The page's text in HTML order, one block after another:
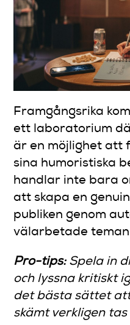
Framgångsrika
ett laboratorium
är en möjlighet att
sina humoristiska
handlar inte bara
att skapa en
publiken genom
välarbetade
Pro-tips: Spela in
och lyssna kritiskt
det bästa sättet
skämt verkligen tas